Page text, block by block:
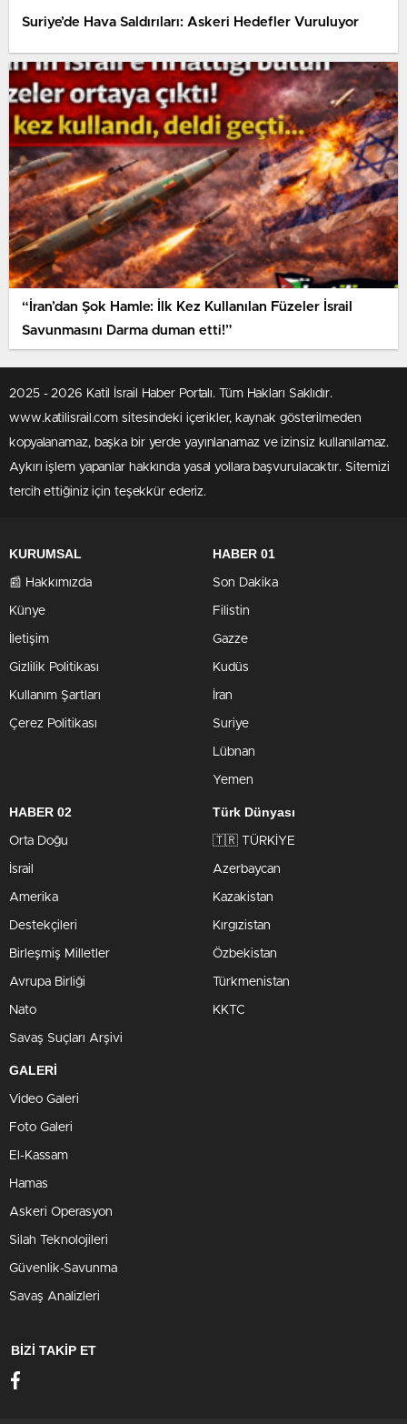
Suriye’de Hava Saldırıları: Askeri Hedefler Vuruluyor
“İran’dan Şok Hamle: İlk Kez Kullanılan Füzeler İsrail
Savunmasını Darma duman etti!”
2025 - 2026 Katil İsrail Haber Portalı. Tüm Hakları Saklıdır.
www.katilisrail.com sitesindeki içerikler, kaynak gösterilmeden
kopyalanamaz, başka bir yerde yayınlanamaz ve izinsiz kullanılamaz.
Aykırı işlem yapanlar hakkında yasal yollara başvurulacaktır. Sitemizi
tercih ettiğiniz için teşekkür ederiz.
KURUMSAL
📰 Hakkımızda
Künye
İletişim
Gizlilik Politikası
Kullanım Şartları
Çerez Politikası
HABER 01
Son Dakika
Filistin
Gazze
Kudüs
İran
Suriye
Lübnan
Yemen
HABER 02
Orta Doğu
İsrail
Amerika
Destekçileri
Birleşmiş Milletler
Avrupa Birliği
Nato
Savaş Suçları Arşivi
Türk Dünyası
🇹🇷 TÜRKİYE
Azerbaycan
Kazakistan
Kırgızistan
Özbekistan
Türkmenistan
KKTC
GALERİ
Video Galeri
Foto Galeri
El-Kassam
Hamas
Askeri Operasyon
Silah Teknolojileri
Güvenlik-Savunma
Savaş Analizleri
BİZİ TAKİP ET